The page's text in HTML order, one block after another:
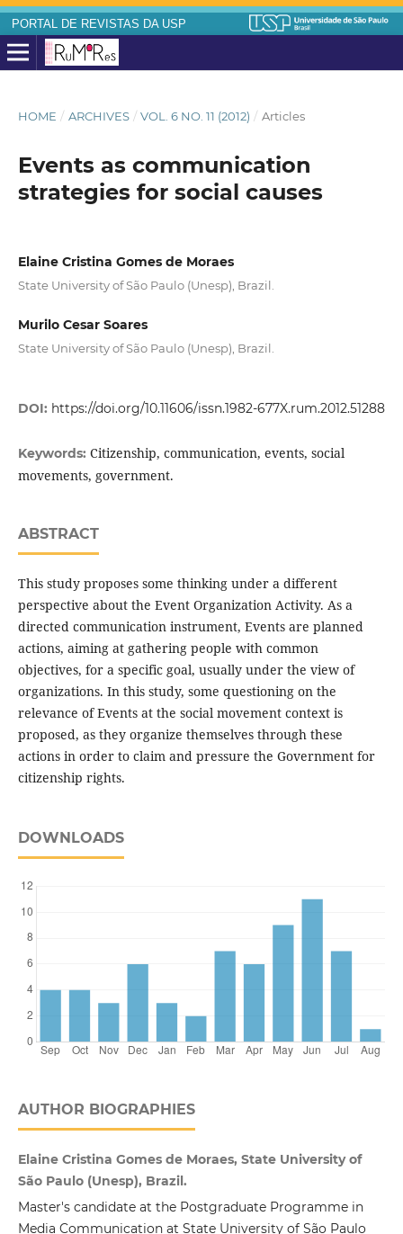
PORTAL DE REVISTAS DA USP
HOME / ARCHIVES / VOL. 6 NO. 11 (2012) / Articles
Events as communication
strategies for social causes
Elaine Cristina Gomes de Moraes
State University of São Paulo (Unesp), Brazil.
Murilo Cesar Soares
State University of São Paulo (Unesp), Brazil.
DOI: https://doi.org/10.11606/issn.1982-677X.rum.2012.51288
Keywords: Citizenship, communication, events, social
movements, government.
ABSTRACT
This study proposes some thinking under a different
perspective about the Event Organization Activity. As a
directed communication instrument, Events are planned
actions, aiming at gathering people with common
objectives, for a specific goal, usually under the view of
organizations. In this study, some questioning on the
relevance of Events at the social movement context is
proposed, as they organize themselves through these
actions in order to claim and pressure the Government for
citizenship rights.
DOWNLOADS
AUTHOR BIOGRAPHIES
Elaine Cristina Gomes de Moraes, State University of
São Paulo (Unesp), Brazil.
Master's candidate at the Postgraduate Programme in
Media Communication at State University of São Paulo